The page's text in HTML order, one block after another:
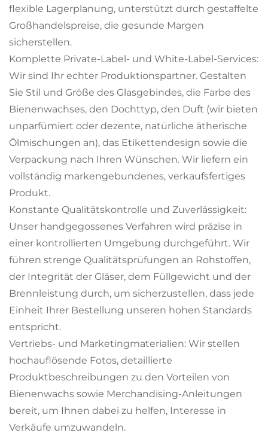
flexible Lagerplanung, unterstützt durch gestaffelte
Großhandelspreise, die gesunde Margen
sicherstellen.
Komplette Private-Label- und White-Label-Services:
Wir sind Ihr echter Produktionspartner. Gestalten
Sie Stil und Größe des Glasgebindes, die Farbe des
Bienenwachses, den Dochttyp, den Duft (wir bieten
unparfümiert oder dezente, natürliche ätherische
Ölmischungen an), das Etikettendesign sowie die
Verpackung nach Ihren Wünschen. Wir liefern ein
vollständig markengebundenes, verkaufsfertiges
Produkt.
Konstante Qualitätskontrolle und Zuverlässigkeit:
Unser handgegossenes Verfahren wird präzise in
einer kontrollierten Umgebung durchgeführt. Wir
führen strenge Qualitätsprüfungen an Rohstoffen,
der Integrität der Gläser, dem Füllgewicht und der
Brennleistung durch, um sicherzustellen, dass jede
Einheit Ihrer Bestellung unseren hohen Standards
entspricht.
Vertriebs- und Marketingmaterialien: Wir stellen
hochauflösende Fotos, detaillierte
Produktbeschreibungen zu den Vorteilen von
Bienenwachs sowie Merchandising-Anleitungen
bereit, um Ihnen dabei zu helfen, Interesse in
Verkäufe umzuwandeln.